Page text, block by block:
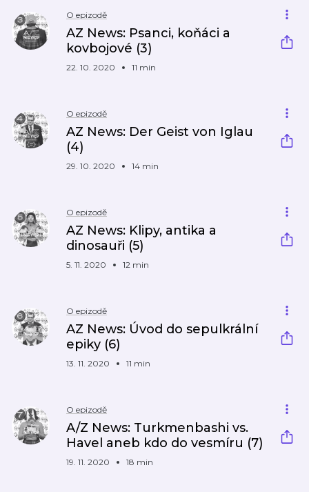
O epizodě
AZ News: Psanci, koňáci a
kovbojové (3)
22. 10. 2020 11 min
O epizodě
AZ News: Der Geist von Iglau
(4)
29. 10. 2020 14 min
O epizodě
AZ News: Klipy, antika a
dinosauři (5)
5. 11. 2020 12 min
O epizodě
AZ News: Úvod do sepulkrální
epiky (6)
13. 11. 2020 11 min
O epizodě
A/Z News: Turkmenbashi vs.
Havel aneb kdo do vesmíru (7)
19. 11. 2020 18 min